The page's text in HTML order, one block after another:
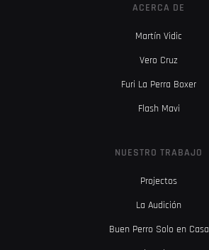
ACERCA DE
Martín Vidic
Vero Cruz
Furi La Perra Boxer
Flash Mavi
NUESTRO TRABAJO
Projectos
La Audición
Buen Perro Solo en Casa